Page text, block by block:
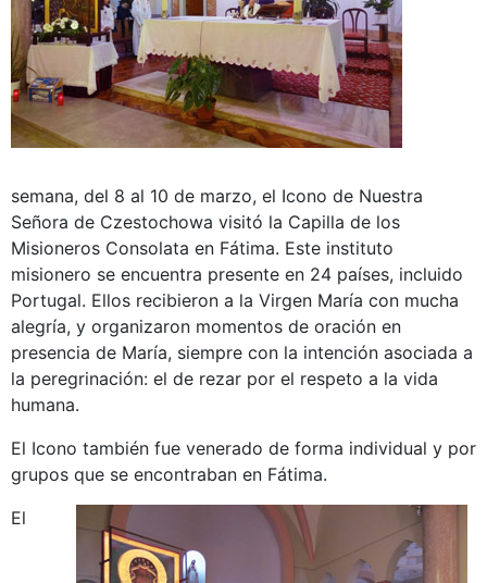
semana, del 8 al 10 de marzo, el Icono de Nuestra
Señora de Czestochowa visitó la Capilla de los
Misioneros Consolata en Fátima. Este instituto
misionero se encuentra presente en 24 países, incluido
Portugal. Ellos recibieron a la Virgen María con mucha
alegría, y organizaron momentos de oración en
presencia de María, siempre con la intención asociada a
la peregrinación: el de rezar por el respeto a la vida
humana.
El Icono también fue venerado de forma individual y por
grupos que se encontraban en Fátima.
El